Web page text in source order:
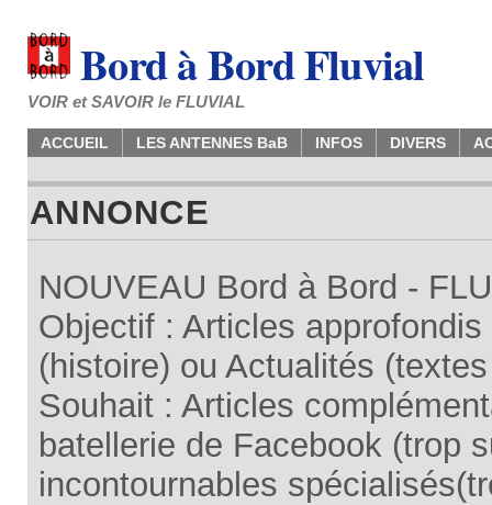
Bord à Bord Fluvial
VOIR et SAVOIR le FLUVIAL
ACCUEIL LES ANTENNES BaB INFOS DIVERS
ANNONCE
NOUVEAU Bord à Bord -
Objectif : Articles
(histoire) ou Actualités
Souhait : Articles
batellerie de Facebook (trop
incontournables